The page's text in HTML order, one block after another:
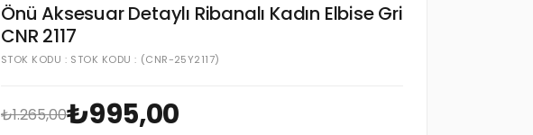
Önü Aksesuar Detaylı Ribanalı Kadın Elbise Gri
CNR 2117
(CNR-25Y2117)
STOK KODU STOK KODU
₺1.265,00₺995,00